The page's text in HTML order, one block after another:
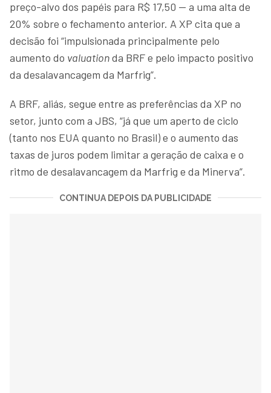
preço-alvo dos papéis para R$ 17,50 — a uma alta de
20% sobre o fechamento anterior. A XP cita que a
decisão foi “impulsionada principalmente pelo
aumento do valuationda BRF e pelo impacto positivo
da desalavancagem da Marfrig”.
A BRF, aliás, segue entre as preferências da XP no
setor, junto com a JBS, “já que um aperto de ciclo
(tanto nos EUA quanto no Brasil) e o aumento das
taxas de juros podem limitar a geração de caixa e o
ritmo de desalavancagem da Marfrig e da Minerva”.
CONTINUA DEPOIS DA PUBLICIDADE